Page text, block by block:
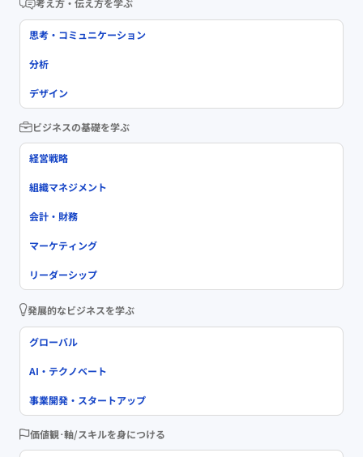
考え方・伝え方を学ぶ
思考・コミュニケーション
分析
デザイン
ビジネスの基礎を学ぶ
経営戦略
組織マネジメント
会計・財務
マーケティング
リーダーシップ
発展的なビジネスを学ぶ
グローバル
AI・テクノベート
事業開発・スタートアップ
価値観･軸/スキルを身につける